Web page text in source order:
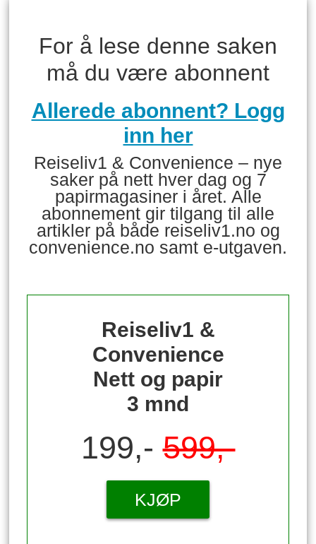
For å lese denne saken
må du være abonnent
Allerede abonnent? Logg
inn her
Reiseliv1 & Convenience – nye
saker på nett hver dag og 7
papirmagasiner i året. Alle
abonnement gir tilgang til alle
artikler på både reiseliv1.no og
convenience.no samt e-utgaven.
Reiseliv1 &
Convenience
Nett og papir
3 mnd
199,-599,-
KJØP